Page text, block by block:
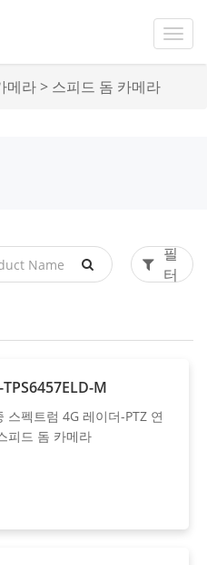
메라> 스피드 돔 카메라
필
터
M
스펙트럼 4G 레이더-PTZ 연
피드 돔 카메라